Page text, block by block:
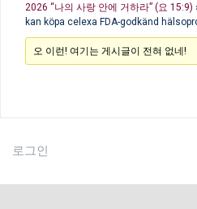
2026 “나의 사랑 안에 거하라” (요 15:9) ›
kan köpa celexa FDA-godkänd
오 이런! 여기는 게시글이 전혀 없네!
로그인